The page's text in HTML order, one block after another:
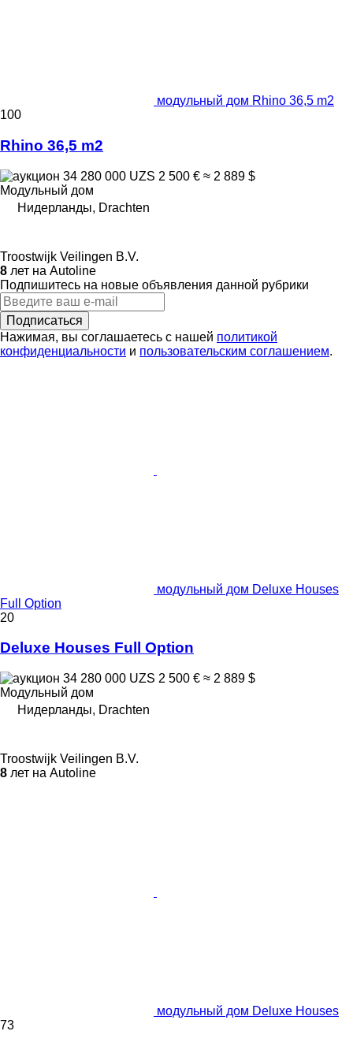
модульный дом Rhino 36,5 m2
100
Rhino 36,5 m2
34 280 000 UZS 2 500 € ≈ 2 889 $
Модульный дом
Нидерланды, Drachten
Troostwijk Veilingen B.V.
8 лет на Autoline
Подпишитесь на новые объявления данной рубрики
Подписаться
Нажимая, вы соглашаетесь с нашей политикой
конфиденциальности и пользовательским соглашением.
модульный дом Deluxe Houses
Full Option
20
Deluxe Houses Full Option
34 280 000 UZS 2 500 € ≈ 2 889 $
Модульный дом
Нидерланды, Drachten
Troostwijk Veilingen B.V.
8 лет на Autoline
модульный дом Deluxe Houses
73